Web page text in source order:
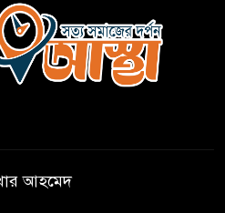
থেকে আসছে ২ দশমিক ৩
আহমেদ